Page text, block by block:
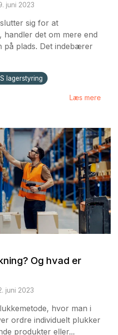
juni 2023
sig for at
handler det om mere end
på plads. Det indebærer
lagerstyring
Læs mere
Og hvad er
juni 2023
hvor man i
ordre individuelt plukker
produkter eller...